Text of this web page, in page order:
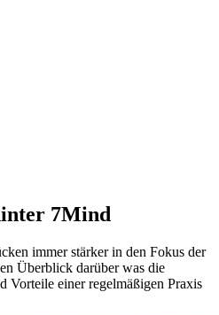
7Mind
immer stärker in den Fokus der
Überblick darüber was die
Vorteile einer regelmäßigen Praxis